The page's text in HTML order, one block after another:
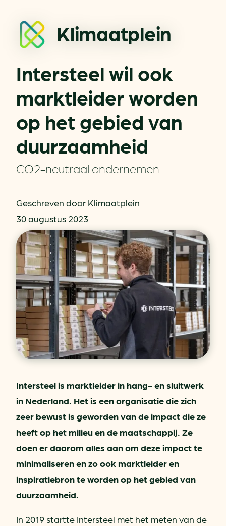
Klimaatplein
Intersteel wil ook
marktleider worden
op het gebied van
duurzaamheid
CO2-neutraal ondernemen
Geschreven door Klimaatplein
30 augustus 2023
Intersteel is marktleider in hang- en sluitwerk
in Nederland. Het is een organisatie die zich
zeer bewust is geworden van de impact die ze
heeft op het milieu en de maatschappij. Ze
doen er daarom alles aan om deze impact te
minimaliseren en zo ook marktleider en
inspiratiebron te worden op het gebied van
duurzaamheid.
In 2019 startte Intersteel met het meten van de